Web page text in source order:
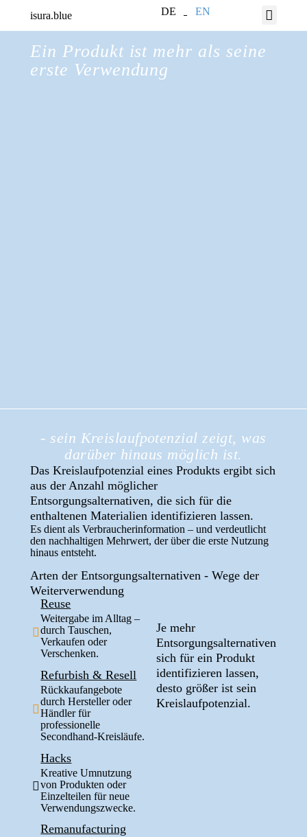
isura.blue DE EN
Ein Produkt ist mehr als seine
erste Verwendung
- sein Kreislaufpotenzial zeigt, was
darüber hinaus möglich ist.
Das Kreislaufpotenzial eines Produkts ergibt sich
aus der Anzahl möglicher
Entsorgungsalternativen, die sich für die
enthaltenen Materialien identifizieren lassen.
Es dient als Verbraucherinformation – und verdeutlicht
den nachhaltigen Mehrwert, der über die erste Nutzung
hinaus entsteht.
Arten der Entsorgungsalternativen - Wege der
Weiterverwendung
Reuse
Weitergabe im Alltag –
durch Tauschen,
Verkaufen oder
Verschenken.
Refurbish & Resell
Rückkaufangebote
durch Hersteller oder
Händler für
professionelle
Secondhand-Kreisläufe.
Hacks
Kreative Umnutzung
von Produkten oder
Einzelteilen für neue
Verwendungszwecke.
Remanufacturing
Je mehr
Entsorgungsalternativen
sich für ein Produkt
identifizieren lassen,
desto größer ist sein
Kreislaufpotenzial.